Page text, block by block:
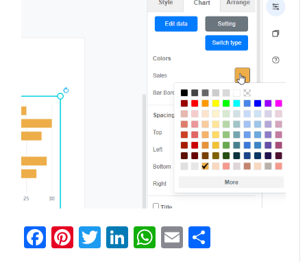
Facebook
Pinterest
Twitter
LinkedIn
WhatsApp
Email